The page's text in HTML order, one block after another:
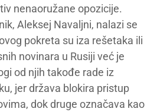
nenaoružane opozicije.
Aleksej Navaljni, nalazi se
pokreta su iza rešetaka ili
novinara u Rusiji već je
od njih takođe rade iz
jer država blokira pristup
dok druge označava kao